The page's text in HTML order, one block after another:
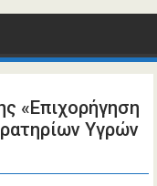
«Επιχορήγηση
Υγρών